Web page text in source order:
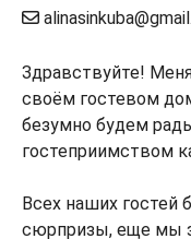
Здравствуйте!
своём гостевом
безумно будем
гостеприимством
Всех наших гостей
сюрпризы, еще мы